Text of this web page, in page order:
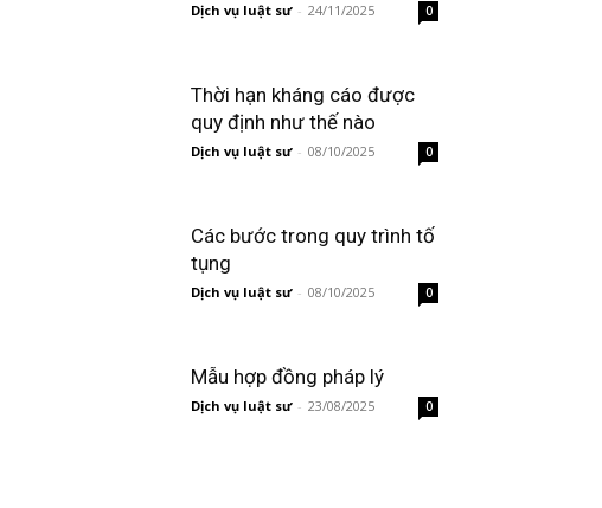
Dịch vụ luật sư - 24/11/2025 0
Thời hạn kháng cáo được
quy định như thế nào
Dịch vụ luật sư - 08/10/2025 0
Các bước trong quy trình tố
tụng
Dịch vụ luật sư - 08/10/2025 0
Mẫu hợp đồng pháp lý
Dịch vụ luật sư - 23/08/2025 0